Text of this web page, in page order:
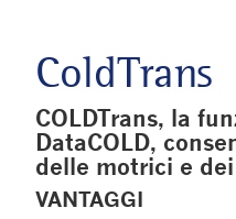
ColdTrans
COLDTrans, la
DataCOLD,
delle motrici e
VANTAGGI